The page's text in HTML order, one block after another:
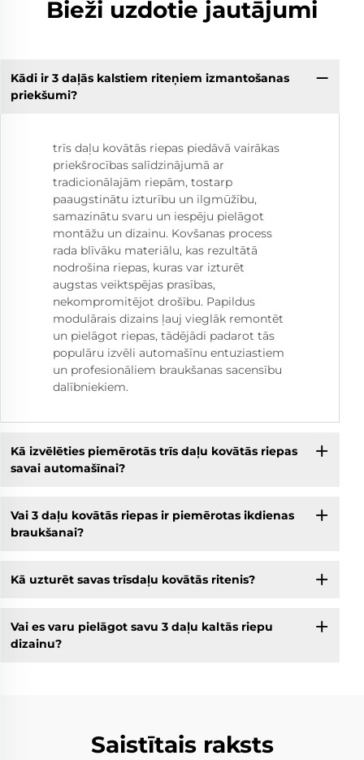
Bieži uzdotie jautājumi
Kādi ir 3 daļās kalstiem riteņiem izmantošanas
priekšumi?
trīs daļu kovātās riepas piedāvā vairākas
priekšrocības salīdzinājumā ar
tradicionālajām riepām, tostarp
paaugstinātu izturību un ilgmūžību,
samazinātu svaru un iespēju pielāgot
montāžu un dizainu. Kovšanas process
rada blīvāku materiālu, kas rezultātā
nodrošina riepas, kuras var izturēt
augstas veiktspējas prasības,
nekompromitējot drošību. Papildus
modulārais dizains ļauj vieglāk remontēt
un pielāgot riepas, tādējādi padarot tās
populāru izvēli automašīnu entuziastiem
un profesionāliem braukšanas sacensību
dalībniekiem.
Kā izvēlēties piemērotās trīs daļu kovātās riepas
savai automašīnai?
Vai 3 daļu kovātās riepas ir piemērotas ikdienas
braukšanai?
Kā uzturēt savas trīsdaļu kovātās ritenis?
Vai es varu pielāgot savu 3 daļu kaltās riepu
dizainu?
Saistītais raksts